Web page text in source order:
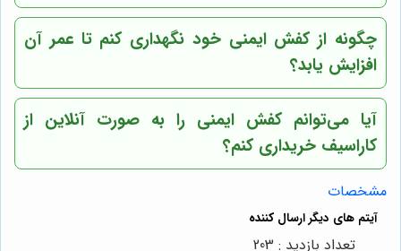
چگونه از کفش ایمنی خود نگهداری کنم تا عمر آن
افزایش یابد؟
آیا می‌توانم کفش ایمنی را به صورت آنلاین از
کاراسیف خریداری کنم؟
مشخصات
تعداد بازدید : 203